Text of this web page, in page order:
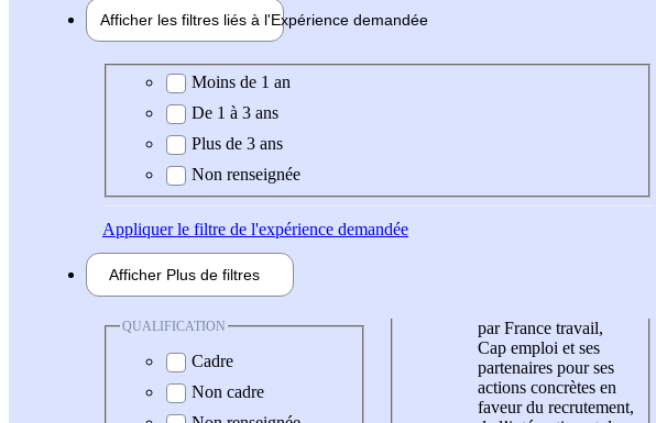
Afficher les filtres liés à l'Expérience demandée
Expérience demandée
Moins de 1 an
De 1 à 3 ans
Plus de 3 ans
Non renseignée
Appliquerle filtre de l'expérience demandée
Afficher Plus de filtres
QUALIFICATION
Cadre
Non cadre
par France travail,
Cap emploi et ses
partenaires pour ses
actions concrètes en
faveur du recrutement,